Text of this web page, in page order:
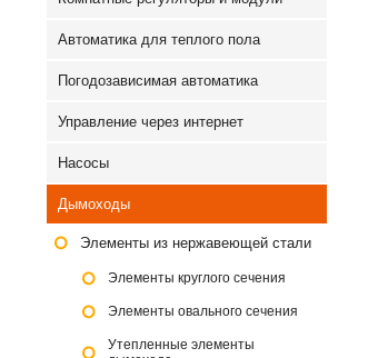
Автоматика для теплого пола
Погодозависимая автоматика
Управление через интернет
Насосы
Дымоходы
Элементы из нержавеющей стали
Элементы круглого сечения
Элементы овального сечения
Утепленные элементы